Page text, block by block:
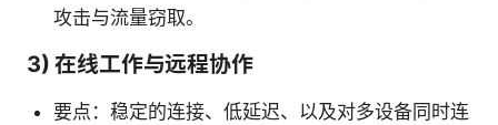
攻击与流量窃取。
3) 在线工作与远程协作
要点：稳定的连接、低延迟、以及对多设备同时连